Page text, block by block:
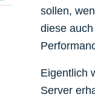
sollen,
diese
Eigentlich
Server